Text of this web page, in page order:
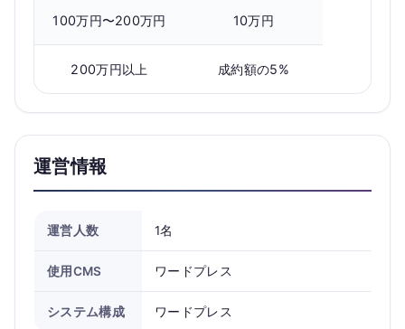
100万円〜200万円 10万円
200万円以上 成約額の5%
運営情報
運営人数 1名
使用CMS ワードプレス
システム構成 ワードプレス